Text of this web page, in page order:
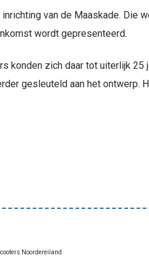
van de Maaskade. Die
wordt gepresenteerd.
konden zich daar tot uiterlijk 25
gesleuteld aan het ontwerp.